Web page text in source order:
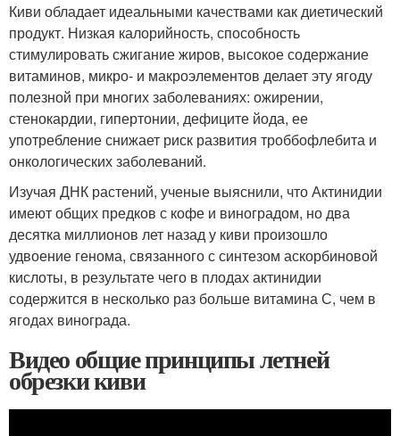
Киви обладает идеальными качествами как диетический
продукт. Низкая калорийность, способность
стимулировать сжигание жиров, высокое содержание
витаминов, микро- и макроэлементов делает эту ягоду
полезной при многих заболеваниях: ожирении,
стенокардии, гипертонии, дефиците йода, ее
употребление снижает риск развития троббофлебита и
онкологических заболеваний.
Изучая ДНК растений, ученые выяснили, что Актинидии
имеют общих предков с кофе и виноградом, но два
десятка миллионов лет назад у киви произошло
удвоение генома, связанного с синтезом аскорбиновой
кислоты, в результате чего в плодах актинидии
содержится в несколько раз больше витамина С, чем в
ягодах винограда.
Видео общие принципы летней
обрезки киви